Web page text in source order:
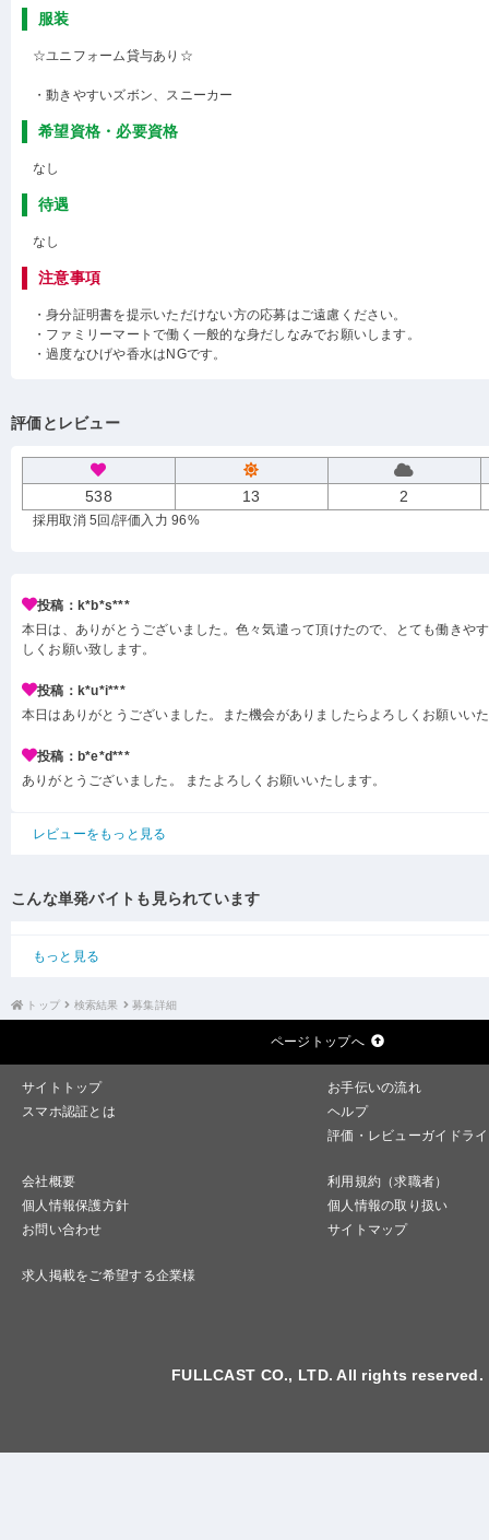
服装
☆ユニフォーム貸与あり☆
・動きやすいズボン、スニーカー
希望資格・必要資格
なし
待遇
なし
注意事項
・身分証明書を提示いただけない方の応募はご遠慮ください。
・ファミリーマートで働く一般的な身だしなみでお願いします。
・過度なひげや香水はNGです。
評価とレビュー
538 13 2
採用取消 5回 /評価入力 96%
投稿：k*b*s***
本日は、ありがとうございました。色々気遣って頂けたので、とても働きや
しくお願い致します。
投稿：k*u*i***
本日はありがとうございました。また機会がありましたらよろしくお願いい
投稿：b*e*d***
ありがとうございました。 またよろしくお願いいたします。
レビューをもっと見る
こんな単発バイトも見られています
もっと見る
トップ 検索結果 募集詳細
ページトップへ
サイトトップ
お手伝いの流れ
スマホ認証とは
ヘルプ
評価・レビューガイドラ
会社概要
利用規約（求職者）
個人情報保護方針
個人情報の取り扱い
お問い合わせ
サイトマップ
求人掲載をご希望する企業様
FULLCAST CO., LTD. All rights reserved.